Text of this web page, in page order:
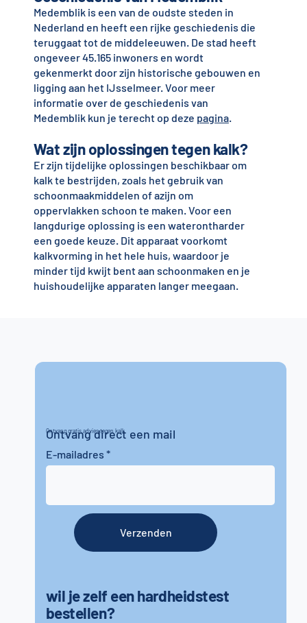
Medemblik is een van de oudste steden in
Nederland en heeft een rijke geschiedenis die
teruggaat tot de middeleeuwen. De stad heeft
ongeveer 45.165 inwoners en wordt
gekenmerkt door zijn historische gebouwen en
ligging aan het IJsselmeer. Voor meer
informatie over de geschiedenis van
Medemblik kun je terecht op deze pagina.
Wat zijn oplossingen tegen kalk?
Er zijn tijdelijke oplossingen beschikbaar om
kalk te bestrijden, zoals het gebruik van
schoonmaakmiddelen of azijn om
oppervlakken schoon te maken. Voor een
langdurige oplossing is een waterontharder
een goede keuze. Dit apparaat voorkomt
kalkvorming in het hele huis, waardoor je
minder tijd kwijt bent aan schoonmaken en je
huishoudelijke apparaten langer meegaan.
Ontvang gratis advies tegen kalk
Ontvang direct een mail
wil je zelf een hardheidstest
bestellen?
E-mailadres
Verzenden